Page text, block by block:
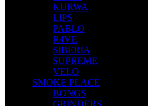
KURWA
LIPS
PABLO
R4VE
SIBERIA
SUPREME
VELO
SMOKE PLACE
BONGS
GRINDERS